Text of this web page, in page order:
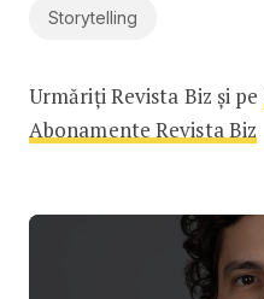
Storytelling
Urmăriți Revista Biz și pe
Abonamente Revista Biz